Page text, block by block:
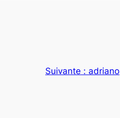
Suivante : adriano